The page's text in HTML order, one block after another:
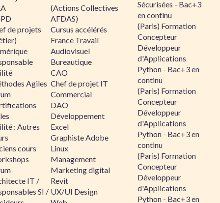
de projets
Agiles
: Autres
cours
IT /
SI /
(Actions Collectives
AFDAS)
Cursus accélérés
France Travail
Audiovisuel
Bureautique
CAO
Chef de projet IT
Commercial
DAO
Développement
Excel
Graphiste Adobe
Linux
Management
Marketing digital
Revit
UX/UI Design
Sécurisées - Bac+3
en continu
(Paris) Formation
Concepteur
Développeur
d'Applications
Python - Bac+3 en
continu
(Paris) Formation
Concepteur
Développeur
d'Applications
Python - Bac+3 en
continu
(Paris) Formation
Concepteur
Développeur
d'Applications
Python - Bac+3 en